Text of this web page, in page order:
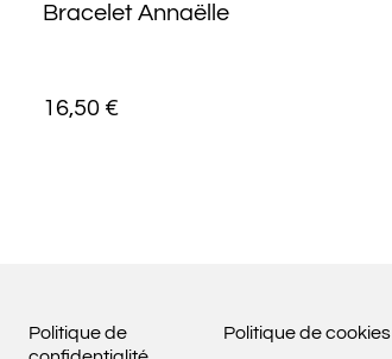
Bracelet Annaëlle
16,50 €
Politique de
Politique de cookies